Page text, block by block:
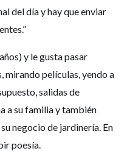
del día y hay que enviar
y le gusta pasar
mirando películas, yendo a
salidas de
a su familia y también
negocio de jardinería. En
poesía.